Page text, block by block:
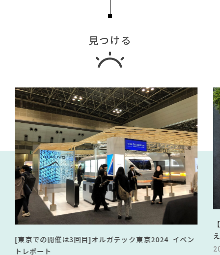
見つける
[東京での開催は3回目]オルガテック東京2024 イベン
トレポート